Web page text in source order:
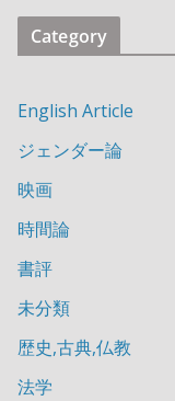
Category
English Article
ジェンダー論
映画
時間論
書評
未分類
歴史,古典,仏教
法学